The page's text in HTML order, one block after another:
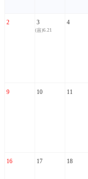
2 3
(음)6.21
4
9 10 11
16 17 18